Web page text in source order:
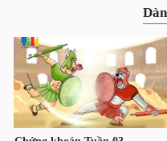
BẤT
ĐỘNG
SẢN